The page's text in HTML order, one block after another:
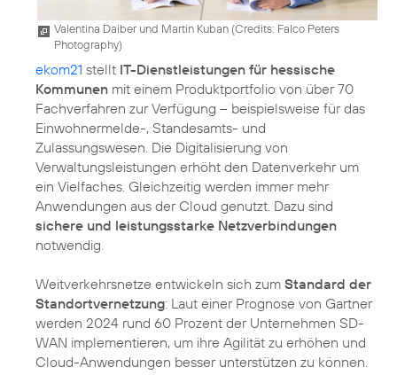
Valentina Daiber und Martin Kuban (Credits: Falco Peters
Photography)
ekom21 stellt IT-Dienstleistungen für hessische
Kommunen mit einem Produktportfolio von über 70
Fachverfahren zur Verfügung – beispielsweise für das
Einwohnermelde-, Standesamts- und
Zulassungswesen. Die Digitalisierung von
Verwaltungsleistungen erhöht den Datenverkehr um
ein Vielfaches. Gleichzeitig werden immer mehr
Anwendungen aus der Cloud genutzt. Dazu sind
sichere und leistungsstarke Netzverbindungen
notwendig.
Weitverkehrsnetze entwickeln sich zum Standard der
Standortvernetzung: Laut einer Prognose von Gartner
werden 2024 rund 60 Prozent der Unternehmen SD-
WAN implementieren, um ihre Agilität zu erhöhen und
Cloud-Anwendungen besser unterstützen zu können.